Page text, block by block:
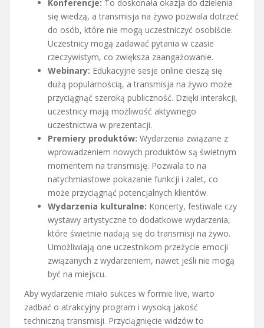
Konferencje: To doskonała okazja do dzielenia
się wiedzą, a transmisja na żywo pozwala dotrzeć
do osób, które nie mogą uczestniczyć osobiście.
Uczestnicy mogą zadawać pytania w czasie
rzeczywistym, co zwiększa zaangażowanie.
Webinary: Edukacyjne sesje online cieszą się
dużą popularnością, a transmisja na żywo może
przyciągnąć szeroką publiczność. Dzięki interakcji,
uczestnicy mają możliwość aktywnego
uczestnictwa w prezentacji.
Premiery produktów: Wydarzenia związane z
wprowadzeniem nowych produktów są świetnym
momentem na transmisję. Pozwala to na
natychmiastowe pokazanie funkcji i zalet, co
może przyciągnąć potencjalnych klientów.
Wydarzenia kulturalne: Koncerty, festiwale czy
wystawy artystyczne to dodatkowe wydarzenia,
które świetnie nadają się do transmisji na żywo.
Umożliwiają one uczestnikom przeżycie emocji
związanych z wydarzeniem, nawet jeśli nie mogą
być na miejscu.
Aby wydarzenie miało sukces w formie live, warto
zadbać o atrakcyjny program i wysoką jakość
techniczną transmisji. Przyciągnięcie widzów to